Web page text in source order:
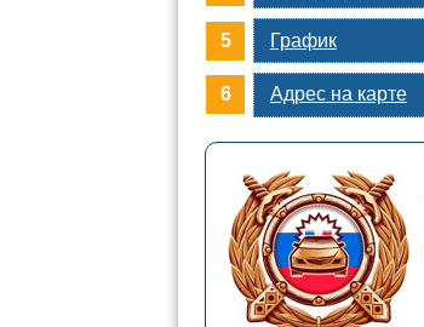
График
Адрес на карте